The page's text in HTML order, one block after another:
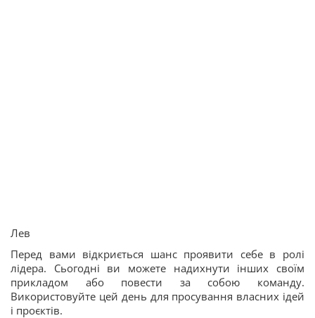
Лев
Перед вами відкриється шанс проявити себе в ролі
лідера. Сьогодні ви можете надихнути інших своїм
прикладом або повести за собою команду.
Використовуйте цей день для просування власних ідей
і проєктів.